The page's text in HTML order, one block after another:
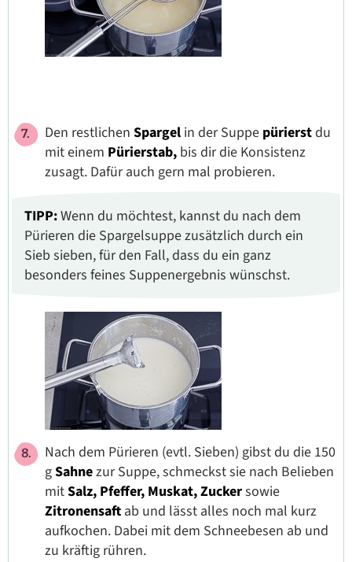
Den restlichen Spargel in der Suppe pürierstdu
mit einem Pürierstab, bis dir die Konsistenz
zusagt. Dafür auch gern mal probieren.
TIPP:Wenn du möchtest, kannst du nach dem
Pürieren die Spargelsuppe zusätzlich durch ein
Sieb sieben, für den Fall, dass du ein ganz
besonders feines Suppenergebnis wünschst.
Nach dem Pürieren (evtl. Sieben) gibst du die 150
gSahnezur Suppe, schmeckst sie nach Belieben
mitSalz, Pfeffer, Muskat, Zuckersowie
Zitronensaft ab und lässt alles noch mal kurz
aufkochen. Dabei mit dem Schneebesen ab und
zu kräftig rühren.